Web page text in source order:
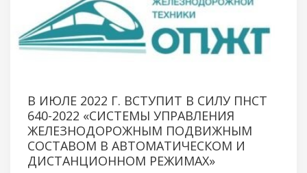
В ИЮЛЕ 2022 Г. ВСТУПИТ В СИЛУ ПНСТ
640-2022 «СИСТЕМЫ УПРАВЛЕНИЯ
ЖЕЛЕЗНОДОРОЖНЫМ ПОДВИЖНЫМ
СОСТАВОМ В АВТОМАТИЧЕСКОМ И
ДИСТАНЦИОННОМ РЕЖИМАХ»